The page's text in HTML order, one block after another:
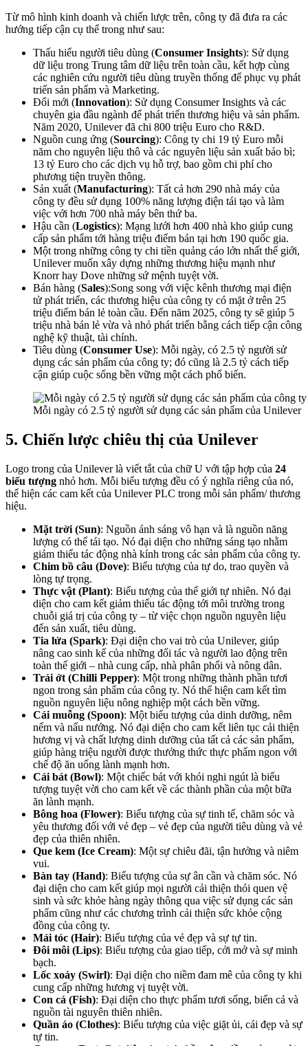
Từ mô hình kinh doanh và chiến lược trên, công ty đã đưa ra các
hướng tiếp cận cụ thể trong như sau:
Thấu hiểu người tiêu dùng (Consumer Insights): Sử dụng
dữ liệu trong Trung tâm dữ liệu trên toàn cầu, kết hợp cùng
các nghiên cứu người tiêu dùng truyền thống để phục vụ phát
triển sản phẩm và Marketing.
Đổi mới (Innovation): Sử dụng Consumer Insights và các
chuyên gia đầu ngành để phát triển thương hiệu và sản phẩm.
Năm 2020, Unilever đã chi 800 triệu Euro cho R&D.
Nguồn cung ứng (Sourcing): Công ty chi 19 tỷ Euro mỗi
năm cho nguyên liệu thô và các nguyên liệu sản xuất bảo bì;
13 tỷ Euro cho các dịch vụ hỗ trợ, bao gồm chi phí cho
phương tiện truyền thông.
Sản xuất (Manufacturing): Tất cả hơn 290 nhà máy của
công ty đều sử dụng 100% năng lượng điện tái tạo và làm
việc với hơn 700 nhà máy bên thứ ba.
Hậu cần (Logistics): Mạng lưới hơn 400 nhà kho giúp cung
cấp sản phẩm tới hàng triệu điểm bán tại hơn 190 quốc gia.
Một trong những công ty chi tiền quảng cáo lớn nhất thế giới,
Unilever muốn xây dựng những thương hiệu mạnh như
Knorr hay Dove những sứ mệnh tuyệt vời.
Bán hàng (Sales):Song song với việc kênh thương mại điện
tử phát triển, các thương hiệu của công ty có mặt ở trên 25
triệu điểm bán lẻ toàn cầu. Đến năm 2025, công ty sẽ giúp 5
triệu nhà bán lẻ vừa và nhỏ phát triển bằng cách tiếp cận công
nghệ kỹ thuật, tài chính.
Tiêu dùng (Consumer Use): Mỗi ngày, có 2.5 tỷ người sử
dụng các sản phẩm của công ty; đó cũng là 2.5 tỷ cách tiếp
cận giúp cuộc sống bền vững một cách phổ biến.
Mỗi ngày có 2.5 tỷ người sử dụng các sản phẩm của Unilever
5. Chiến lược chiêu thị của Unilever
Logo trong của Unilever là viết tắt của chữ U với tập hợp của 24
biểu tượng nhỏ hơn. Mỗi biểu tượng đều có ý nghĩa riêng của nó,
thể hiện các cam kết của Unilever PLC trong mỗi sản phẩm/ thương
hiệu.
Mặt trời (Sun): Nguồn ánh sáng vô hạn và là nguồn năng
lượng có thể tái tạo. Nó đại diện cho những sáng tạo nhằm
giảm thiểu tác động nhà kính trong các sản phẩm của công ty.
Chim bồ câu (Dove): Biểu tượng của tự do, trao quyền và
lòng tự trọng.
Thực vật (Plant): Biểu tượng của thế giới tự nhiên. Nó đại
diện cho cam kết giảm thiểu tác động tới môi trường trong
chuỗi giá trị của công ty – từ việc chọn nguồn nguyên liệu
đến sản xuất, tiêu dùng.
Tia lửa (Spark): Đại diện cho vai trò của Unilever, giúp
nâng cao sinh kế của những đối tác và người lao động trên
toàn thế giới – nhà cung cấp, nhà phân phối và nông dân.
Trái ớt (Chilli Pepper): Một trong những thành phần tươi
ngon trong sản phẩm của công ty. Nó thể hiện cam kết tìm
nguồn nguyên liệu nông nghiệp một cách bền vững.
Cái muỗng (Spoon): Một biểu tượng của dinh dưỡng, nêm
nếm và nấu nướng. Nó đại diện cho cam kết liên tục cải thiện
hương vị và chất lượng dinh dưỡng của tất cả các sản phẩm,
giúp hàng triệu người được thưởng thức thực phẩm ngon với
chế độ ăn uống lành mạnh hơn.
Cái bát (Bowl): Một chiếc bát với khói nghi ngút là biểu
tượng tuyệt vời cho cam kết về các thành phần của một bữa
ăn lành mạnh.
Bông hoa (Flower): Biểu tượng của sự tinh tế, chăm sóc và
yêu thương đối với vẻ đẹp – vẻ đẹp của người tiêu dùng và vẻ
đẹp của thiên nhiên.
Que kem (Ice Cream): Một sự chiêu đãi, tận hưởng và niêm
vui.
Bàn tay (Hand): Biểu tượng của sự ân cần và chăm sóc. Nó
đại diện cho cam kết giúp mọi người cải thiện thói quen vệ
sinh và sức khỏe hàng ngày thông qua việc sử dụng các sản
phẩm cũng như các chương trình cải thiện sức khỏe cộng
đồng của công ty.
Mái tóc (Hair): Biểu tượng của vẻ đẹp và sự tự tin.
Đôi môi (Lips): Biểu tượng của giao tiếp, cởi mở và sự minh
bạch.
Lốc xoáy (Swirl): Đại diện cho niềm đam mê của công ty khi
cung cấp những hương vị tuyệt vời.
Con cá (Fish): Đại diện cho thực phẩm tươi sống, biển cả và
nguồn tài nguyên thiên nhiên.
Quần áo (Clothes): Biểu tượng của việc giặt ủi, cái đẹp và sự
tự tin.